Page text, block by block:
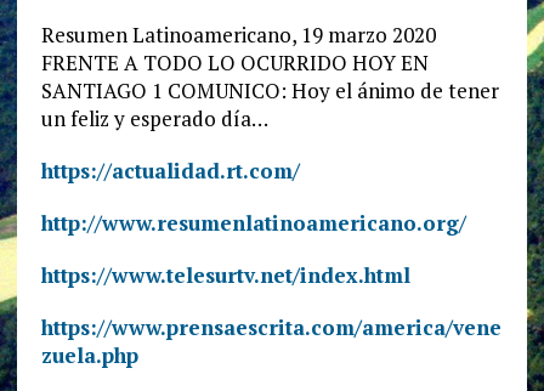
Resumen Latinoamericano, 19 marzo 2020
FRENTE A TODO LO OCURRIDO HOY EN
SANTIAGO 1 COMUNICO: Hoy el ánimo de tener
un feliz y esperado día…
https://actualidad.rt.com/
http://www.resumenlatinoamericano.org/
https://www.telesurtv.net/index.html
https://www.prensaescrita.com/america/vene
zuela.php